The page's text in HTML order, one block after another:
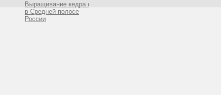
Выращивание кедра сибирского
в Средней полосе
России